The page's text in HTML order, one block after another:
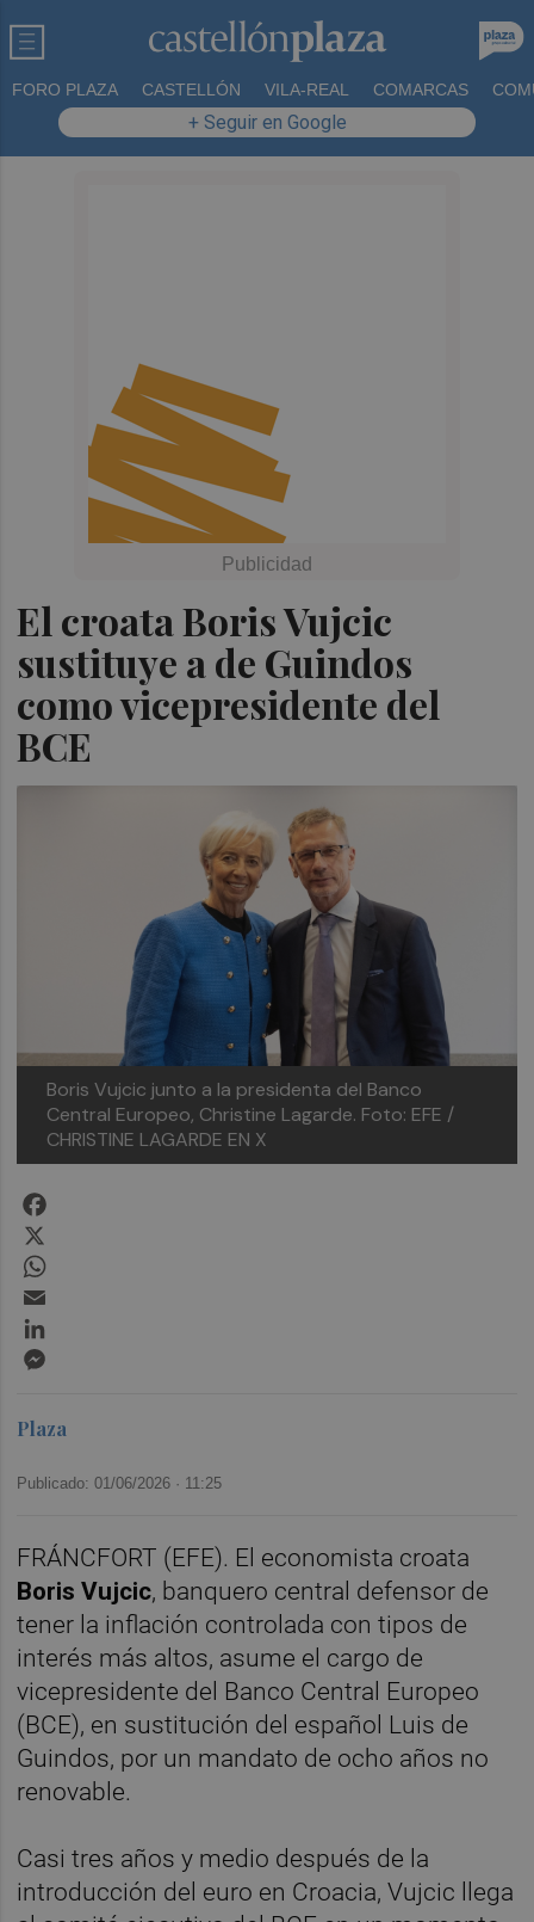
FORO PLAZA CASTELLÓN VILA-REAL COMARCAS
+ Seguir en Google
El croata Boris Vujcic
sustituye a de Guindos
como vicepresidente del
BCE
Boris Vujcic junto a la presidenta del Banco
Central Europeo, Christine Lagarde. Foto: EFE /
CHRISTINE LAGARDE EN X
Plaza
Publicado: 01/06/2026 · 11:25
FRÁNCFORT (EFE). El economista croata
Boris Vujcic, banquero central defensor de
tener la inflación controlada con tipos de
interés más altos, asume el cargo de
vicepresidente del Banco Central Europeo
(BCE), en sustitución del español Luis de
Guindos, por un mandato de ocho años no
renovable.
Casi tres años y medio después de la
introducción del euro en Croacia, Vujcic llega